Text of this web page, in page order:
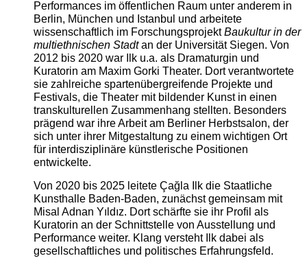
Performances im öffentlichen Raum unter anderem in
Berlin, München und Istanbul und arbeitete
wissenschaftlich im ForschungsprojektBaukultur in der
multiethnischen Stadtan der Universität Siegen. Von
2012 bis 2020 war Ilk u.a. als Dramaturgin und
Kuratorin am Maxim Gorki Theater. Dort verantwortete
sie zahlreiche spartenübergreifende Projekte und
Festivals, die Theater mit bildender Kunst in einen
transkulturellen Zusammenhang stellten. Besonders
prägend war ihre Arbeit am Berliner Herbstsalon, der
sich unter ihrer Mitgestaltung zu einem wichtigen Ort
für interdisziplinäre künstlerische Positionen
entwickelte.
Von 2020 bis 2025 leitete Çağla Ilk die Staatliche
Kunsthalle Baden-Baden, zunächst gemeinsam mit
Misal Adnan Yıldız. Dort schärfte sie ihr Profil als
Kuratorin an der Schnittstelle von Ausstellung und
Performance weiter. Klang versteht Ilk dabei als
gesellschaftliches und politisches Erfahrungsfeld.